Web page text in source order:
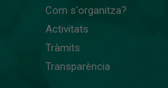
Com s'organitza?
Activitats
Tràmits
Transparència